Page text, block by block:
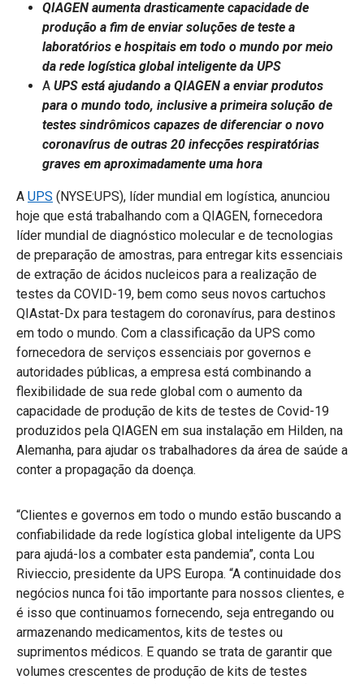
QIAGEN aumenta drasticamente capacidade de
produção a fim de enviar soluções de teste a
laboratórios e hospitais em todo o mundo por meio
da rede logística global inteligente da UPS
A UPS está ajudando a QIAGEN a enviar produtos
para o mundo todo, inclusive a primeira solução de
testes sindrômicos capazes de diferenciar o novo
coronavírus de outras 20 infecções respiratórias
graves em aproximadamente uma hora
A UPS (NYSE:UPS), líder mundial em logística, anunciou
hoje que está trabalhando com a QIAGEN, fornecedora
líder mundial de diagnóstico molecular e de tecnologias
de preparação de amostras, para entregar kits essenciais
de extração de ácidos nucleicos para a realização de
testes da COVID-19, bem como seus novos cartuchos
QIAstat-Dx para testagem do coronavírus, para destinos
em todo o mundo. Com a classificação da UPS como
fornecedora de serviços essenciais por governos e
autoridades públicas, a empresa está combinando a
flexibilidade de sua rede global com o aumento da
capacidade de produção de kits de testes de Covid-19
produzidos pela QIAGEN em sua instalação em Hilden, na
Alemanha, para ajudar os trabalhadores da área de saúde a
conter a propagação da doença.
“Clientes e governos em todo o mundo estão buscando a
confiabilidade da rede logística global inteligente da UPS
para ajudá-los a combater esta pandemia”, conta Lou
Rivieccio, presidente da UPS Europa. “A continuidade dos
negócios nunca foi tão importante para nossos clientes, e
é isso que continuamos fornecendo, seja entregando ou
armazenando medicamentos, kits de testes ou
suprimentos médicos. E quando se trata de garantir que
volumes crescentes de produção de kits de testes